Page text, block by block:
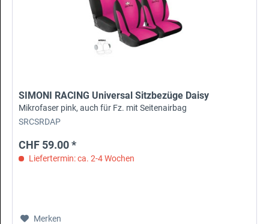
SIMONI RACING Universal Sitzbezüge Daisy
Mikrofaser pink, auch für Fz. mit Seitenairbag
SRCSRDAP
CHF 59.00 *
Liefertermin: ca. 2-4 Wochen
Merken